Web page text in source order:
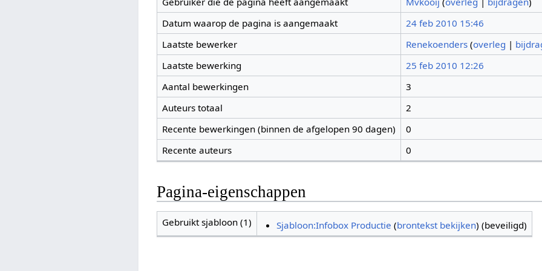
Datum waarop de pagina is aangemaakt
24 feb 2010 15:46
Laatste bewerker
Renekoenders (overleg |
Laatste bewerking
25 feb 2010 12:26
Aantal bewerkingen
3
Auteurs totaal
2
Recente bewerkingen (binnen de afgelopen 90 dagen)
0
Recente auteurs
0
Pagina-eigenschappen
Gebruikt sjabloon (1) Sjabloon:Infobox Productie (brontekst bekijken) (beveiligd)